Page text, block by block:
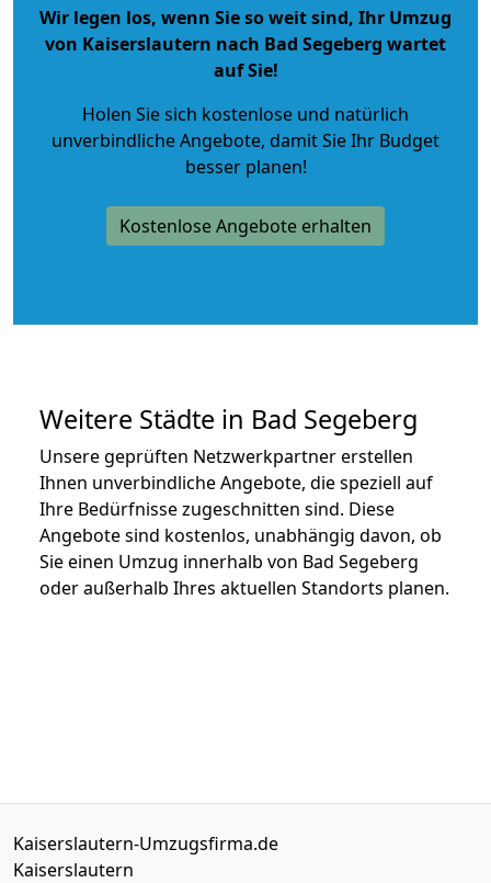
Wir legen los, wenn Sie so weit sind, Ihr Umzug
von Kaiserslautern nach Bad Segeberg wartet
auf Sie!
Holen Sie sich kostenlose und natürlich
unverbindliche Angebote, damit Sie Ihr Budget
besser planen!
Kostenlose Angebote erhalten
Weitere Städte in Bad Segeberg
Unsere geprüften Netzwerkpartner erstellen
Ihnen unverbindliche Angebote, die speziell auf
Ihre Bedürfnisse zugeschnitten sind. Diese
Angebote sind kostenlos, unabhängig davon, ob
Sie einen Umzug innerhalb von Bad Segeberg
oder außerhalb Ihres aktuellen Standorts planen.
Kaiserslautern-Umzugsfirma.de
Kaiserslautern